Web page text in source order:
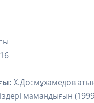
Х.Досмұхамедов
мамандығын